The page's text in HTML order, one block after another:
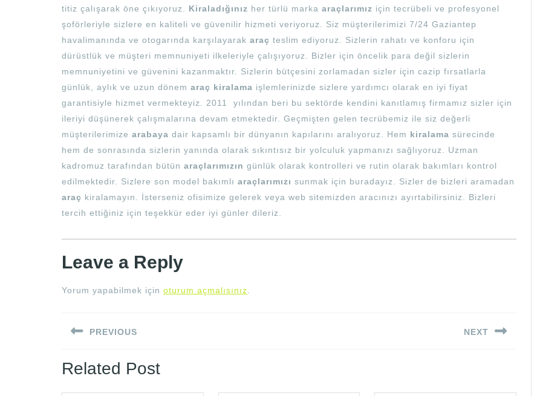
titiz çalışarak öne çıkıyoruz. Kiraladığınız her türlü marka araçlarımız için tecrübeli ve profesyonel
şoförleriyle sizlere en kaliteli ve güvenilir hizmeti veriyoruz. Siz müşterilerimizi 7/24 Gaziantep
havalimanında ve otogarında karşılayarak araç teslim ediyoruz. Sizlerin rahatı ve konforu için
dürüstlük ve müşteri memnuniyeti ilkeleriyle çalışıyoruz. Bizler için öncelik para değil sizlerin
memnuniyetini ve güvenini kazanmaktır. Sizlerin bütçesini zorlamadan sizler için cazip fırsatlarla
günlük, aylık ve uzun dönem araç kiralama işlemlerinizde sizlere yardımcı olarak en iyi fiyat
garantisiyle hizmet vermekteyiz. 2011 yılından beri bu sektörde kendini kanıtlamış firmamız sizler için
ileriyi düşünerek çalışmalarına devam etmektedir. Geçmişten gelen tecrübemiz ile siz değerli
müşterilerimize arabaya dair kapsamlı bir dünyanın kapılarını aralıyoruz. Hem kiralama sürecinde
hem de sonrasında sizlerin yanında olarak sıkıntısız bir yolculuk yapmanızı sağlıyoruz. Uzman
kadromuz tarafından bütün araçlarımızın günlük olarak kontrolleri ve rutin olarak bakımları kontrol
edilmektedir. Sizlere son model bakımlı araçlarımızı sunmak için buradayız. Sizler de bizleri aramadan
araç kiralamayın. İsterseniz ofisimize gelerek veya web sitemizden aracınızı ayırtabilirsiniz. Bizleri
tercih ettiğiniz için teşekkür eder iyi günler dileriz.
Leave a Reply
Yorum yapabilmek için oturum açmalısınız
gezinmesi
PREVIOUS
post:
NEXT
Related Post